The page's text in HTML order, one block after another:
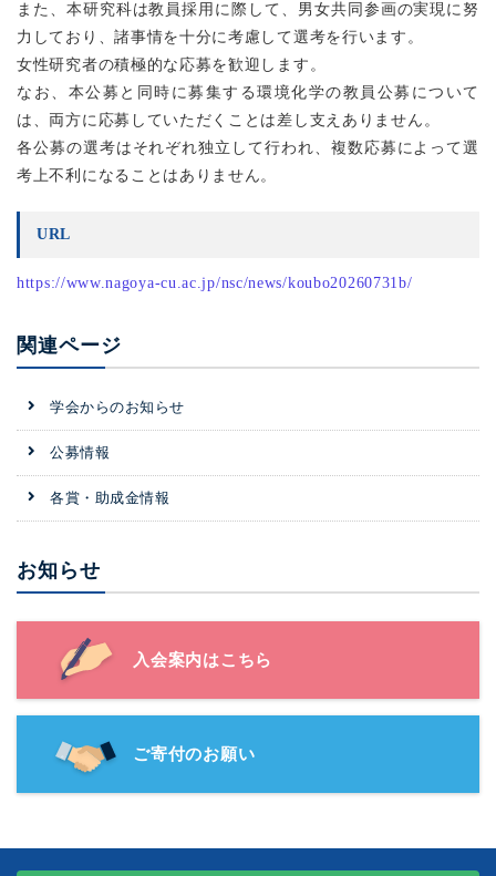
また、本研究科は教員採用に際して、男女共同参画の実現に努
力しており、諸事情を十分に考慮して選考を行います。
女性研究者の積極的な応募を歓迎します。
なお、本公募と同時に募集する環境化学の教員公募について
は、両方に応募していただくことは差し支えありません。
各公募の選考はそれぞれ独立して行われ、複数応募によって選
考上不利になることはありません。
URL
https://www.nagoya-cu.ac.jp/nsc/news/koubo20260731b/
関連ページ
学会からのお知らせ
公募情報
各賞・助成金情報
お知らせ
入会案内はこちら
ご寄付のお願い